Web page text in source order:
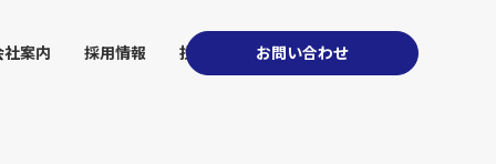
社案内 採用情報 投資家情報 お問い合わせ